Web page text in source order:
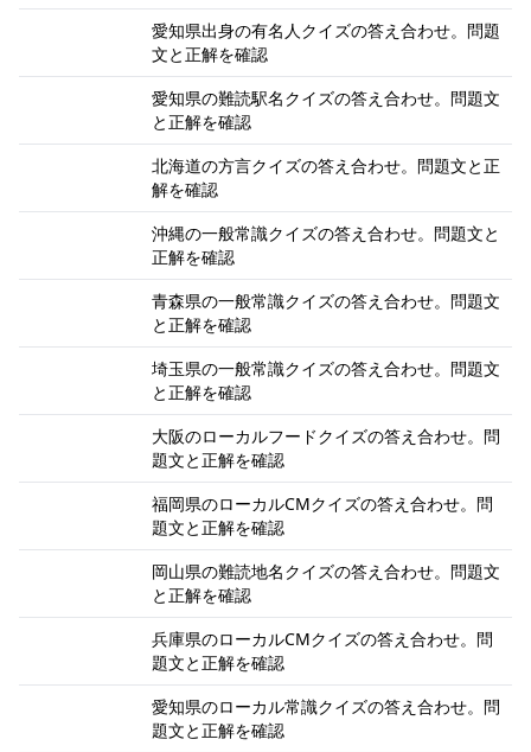
愛知県出身の有名人クイズの答え合わせ。問題
文と正解を確認
愛知県の難読駅名クイズの答え合わせ。問題文
と正解を確認
北海道の方言クイズの答え合わせ。問題文と正
解を確認
沖縄の一般常識クイズの答え合わせ。問題文と
正解を確認
青森県の一般常識クイズの答え合わせ。問題文
と正解を確認
埼玉県の一般常識クイズの答え合わせ。問題文
と正解を確認
大阪のローカルフードクイズの答え合わせ。問
題文と正解を確認
福岡県のローカルCMクイズの答え合わせ。問
題文と正解を確認
岡山県の難読地名クイズの答え合わせ。問題文
と正解を確認
兵庫県のローカルCMクイズの答え合わせ。問
題文と正解を確認
愛知県のローカル常識クイズの答え合わせ。問
題文と正解を確認